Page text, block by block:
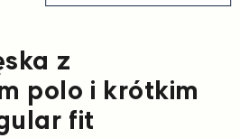
z
polo i krótkim
fit